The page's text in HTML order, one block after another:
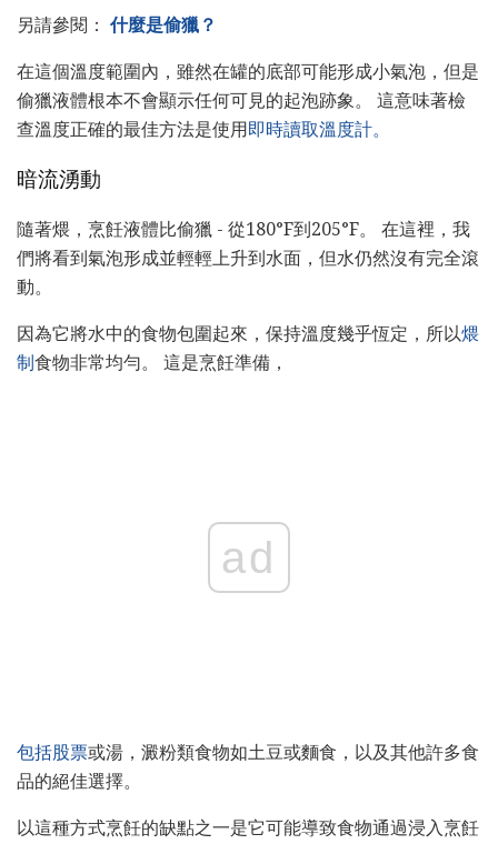
另請參閱： 什麼是偷獵？
在這個溫度範圍內，雖然在罐的底部可能形成小氣泡，但是
偷獵液體根本不會顯示任何可見的起泡跡象。 這意味著檢
查溫度正確的最佳方法是使用 即時讀取溫度計。
暗流湧動
隨著煨，烹飪液體比偷獵 - 從180°F到205°F。 在這裡，我
們將看到氣泡形成並輕輕上升到水面，但水仍然沒有完全滾
動。
因為它將水中的食物包圍起來，保持溫度幾乎恆定，所以煨
制食物非常均勻。 這是烹飪準備，
ad
包括股票或湯，澱粉類食物如土豆或麵食，以及其他許多食
品的絕佳選擇。
以這種方式烹飪的缺點之一是它可能導致食物通過浸入烹飪